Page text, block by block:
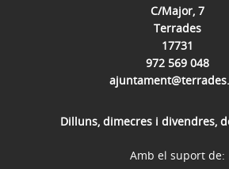
C/Major, 7
Terrades
17731
972 569 048
Dilluns, dimecres i divendres,
Amb el suport de: